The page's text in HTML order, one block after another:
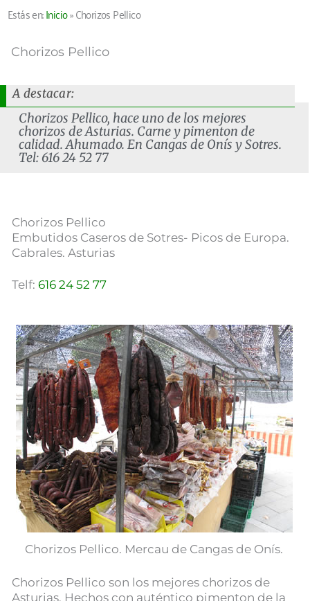
Estás en:Inicio»Chorizos Pellico
Chorizos Pellico
A destacar:
Chorizos Pellico, hace uno de los mejores
chorizos de Asturias. Carne y pimenton de
calidad. Ahumado. En Cangas de Onís y Sotres.
Tel: 616 24 52 77
Chorizos Pellico
Embutidos Caseros de Sotres- Picos de Europa.
Cabrales. Asturias
Telf: 616 24 52 77
Chorizos Pellico. Mercau de Cangas de Onís.
Chorizos Pellico son los mejores chorizos de
Asturias. Hechos con auténtico pimenton de la